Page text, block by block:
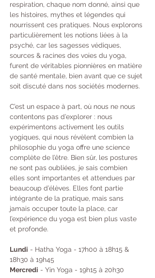
respiration, chaque nom donné, ainsi que
les histoires, mythes et légendes qui
nourrissent ces pratiques. Nous explorons
particulièrement les notions liées à la
psyché, car les sagesses védiques,
sources & racines des voies du yoga,
furent de véritables pionnières en matière
de santé mentale, bien avant que ce sujet
soit discuté dans nos sociétés modernes.
C’est un espace à part, où nous ne nous
contentons pas d’explorer : nous
expérimentons activement les outils
yogiques, qui nous révèlent combien la
philosophie du yoga offre une science
complète de l’être. Bien sûr, les postures
ne sont pas oubliées, je sais combien
elles sont importantes et attendues par
beaucoup d’élèves. Elles font partie
intégrante de la pratique, mais sans
jamais occuper toute la place, car
l’expérience du yoga est bien plus vaste
et profonde.
Lundi - Hatha Yoga - 17h00 à 18h15 &
18h30 à 19h45
Mercredi - Yin Yoga - 19h15 à 20h30